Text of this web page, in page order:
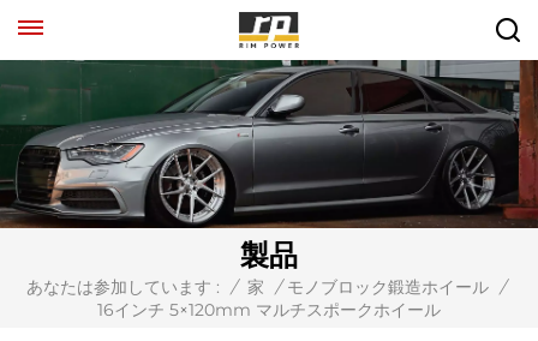
製品
あなたは参加しています : / 家 / モノブロック鍛造ホイール /
16インチ 5×120mm マルチスポークホイール